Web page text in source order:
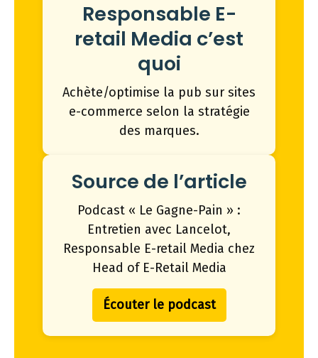
Responsable E-
retail Media c’est
quoi
Achète/optimise la pub sur sites
e-commerce selon la stratégie
des marques.
Source de l’article
Podcast « Le Gagne-Pain » :
Entretien avec Lancelot,
Responsable E-retail Media chez
Head of E-Retail Media
Écouter le podcast